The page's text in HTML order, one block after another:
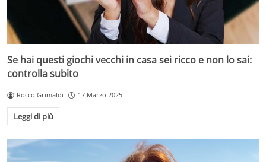
Se hai questi giochi vecchi in casa sei ricco e non lo sai:
controlla subito
Rocco Grimaldi 17 Marzo 2025
Leggi di più